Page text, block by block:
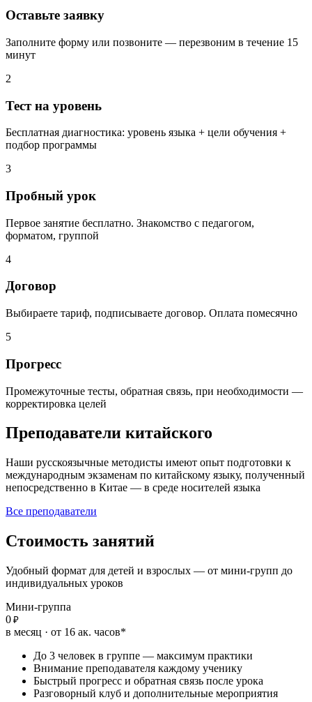
Оставьте заявку
Заполните форму или позвоните — перезвоним в течение 15
минут
2
Тест на уровень
Бесплатная диагностика: уровень языка + цели обучения +
подбор программы
3
Пробный урок
Первое занятие бесплатно. Знакомство с педагогом,
форматом, группой
4
Договор
Выбираете тариф, подписываете договор. Оплата помесячно
5
Прогресс
Промежуточные тесты, обратная связь, при необходимости —
корректировка целей
Преподаватели китайского
Наши русскоязычные методисты имеют опыт подготовки к
международным экзаменам по китайскому языку, полученный
непосредственно в Китае — в среде носителей языка
Все преподаватели
Стоимость занятий
Удобный формат для детей и взрослых — от мини-групп до
индивидуальных уроков
Мини-группа
0 ₽
в месяц · от 16 ак. часов*
До 3 человек в группе — максимум практики
Внимание преподавателя каждому ученику
Быстрый прогресс и обратная связь после урока
Разговорный клуб и дополнительные мероприятия